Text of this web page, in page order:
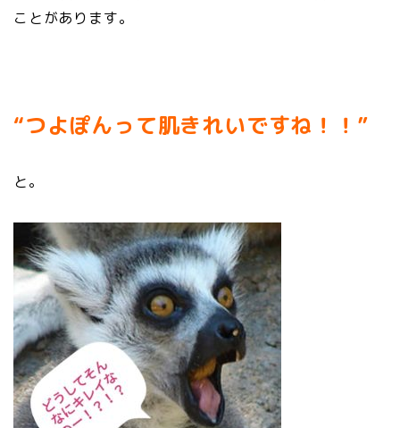
ことがあります。
“つよぽんって肌きれいですね！！”
と。